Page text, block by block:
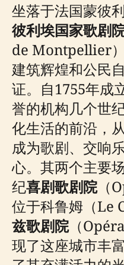
坐落于法国蒙彼
彼利埃国家歌剧
de Montpellier）
建筑辉煌和公民
证。自1755年成
誉的机构几个世
化生活的前沿，
成为歌剧、交响
心。其两个主要
纪喜剧歌剧院（
位于科鲁姆（Le
兹歌剧院（
现了这座城市丰